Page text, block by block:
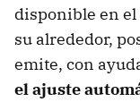
disponible en el
su alrededor,
emite, con
el ajuste